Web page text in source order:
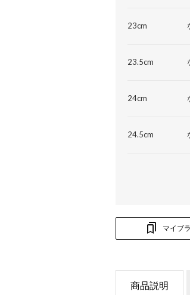
23cm
23.5cm
24cm
24.5cm
マイブ
商品説明